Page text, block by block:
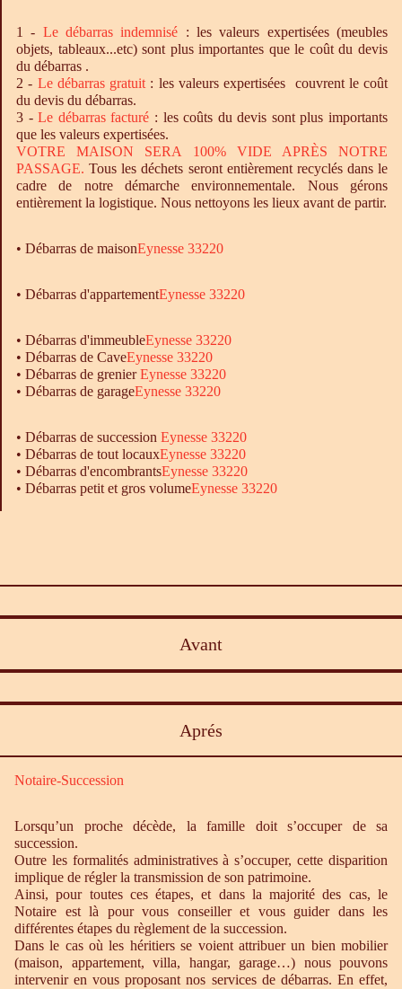
1 - Ledébarras indemnisé : les valeurs expertisées (meubles
objets, tableaux...etc) sont plus importantes que le coût du devis
du débarras .
2 - Le débarrasgratuit : les valeurs expertisées couvrent le coût
du devis du débarras.
3 -Le débarrasfacturé : les coûts du devis sont plus importants
que les valeurs expertisées.
VOTRE MAISON SERA 100% VIDE APRÈS NOTRE
PASSAGE. Tous les déchets seront entièrement recyclés dans le
cadre de notre démarche environnementale. Nous gérons
entièrement la logistique. Nous nettoyons les lieux avant de partir.
• Débarras de maisonEynesse 33220
• Débarras d'appartementEynesse 33220
• Débarras d'immeubleEynesse 33220
• Débarras de CaveEynesse 33220
• Débarras de grenierEynesse 33220
• Débarras de garageEynesse 33220
• Débarras de succession Eynesse 33220
• Débarras de tout locauxEynesse 33220
• Débarras d'encombrantsEynesse 33220
• Débarras petit et gros volumeEynesse 33220
Avant
Aprés
Notaire-Succession
Lorsqu’un proche décède, la famille doit s’occuper de sa
succession.
Outre les formalités administratives à s’occuper, cette disparition
implique de régler la transmission de son patrimoine.
Ainsi, pour toutes ces étapes, et dans la majorité des cas, le
Notaire est là pour vous conseiller et vous guider dans les
différentes étapes du règlement de la succession.
Dans le cas où les héritiers se voient attribuer un bien mobilier
(maison, appartement, villa, hangar, garage…) nous pouvons
intervenir en vous proposant nos services de débarras. En effet,